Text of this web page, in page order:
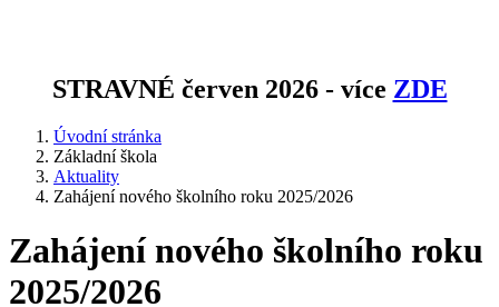
STRAVNÉ červen 2026 - více ZDE
Úvodní stránka
Základní škola
Aktuality
Zahájení nového školního roku 2025/2026
Zahájení nového školního roku
2025/2026